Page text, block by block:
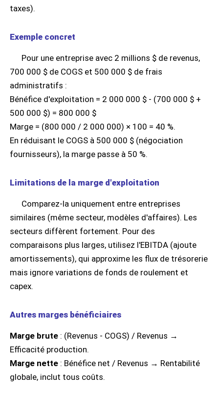
taxes).
Exemple concret
Pour une entreprise avec 2 millions $ de revenus,
700 000 $ de COGS et 500 000 $ de frais
administratifs :
Bénéfice d'exploitation = 2 000 000 $ - (700 000 $ +
500 000 $) = 800 000 $
Marge = (800 000 / 2 000 000) × 100 = 40 %.
En réduisant le COGS à 500 000 $ (négociation
fournisseurs), la marge passe à 50 %.
Limitations de la marge d'exploitation
Comparez-la uniquement entre entreprises
similaires (même secteur, modèles d'affaires). Les
secteurs diffèrent fortement. Pour des
comparaisons plus larges, utilisez l'EBITDA (ajoute
amortissements), qui approxime les flux de trésorerie
mais ignore variations de fonds de roulement et
capex.
Autres marges bénéficiaires
Marge brute : (Revenus - COGS) / Revenus →
Efficacité production.
Marge nette : Bénéfice net / Revenus → Rentabilité
globale, inclut tous coûts.